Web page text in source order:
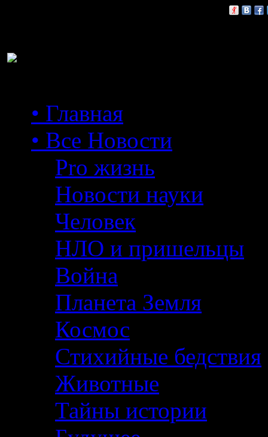
• Главная
• Все Новости
Pro жизнь
Новости науки
Человек
НЛО и пришельцы
Война
Планета Земля
Космос
Стихийные бедствия
Животные
Тайны истории